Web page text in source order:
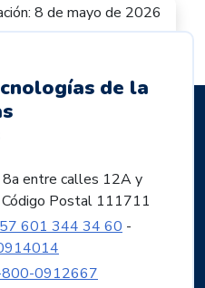
8 de mayo de 2026
de la
8a entre calles 12A y
Postal 111711
601 344 34 60 -
0912667